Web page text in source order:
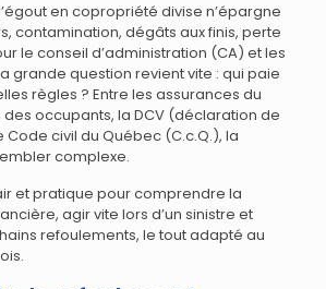
en copropriété divise n’épargne
contamination, dégâts aux finis, perte
le conseil d’administration (CA) et les
grande question revient vite : qui paie
règles ? Entre les assurances du
occupants, la DCV (déclaration de
civil du Québec (C.c.Q.), la
complexe.
et pratique pour comprendre la
agir vite lors d’un sinistre et
refoulements, le tout adapté au